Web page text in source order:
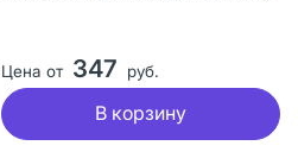
Цена от 347 руб.
В корзину